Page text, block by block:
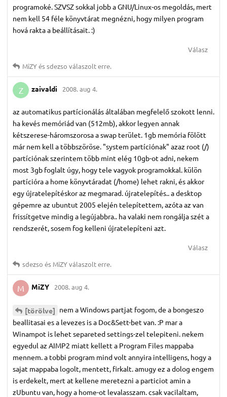
programoké. SZVSZ sokkal jobb a GNU/Linux-os megoldás, mert
nem kell 54 féle könyvtárat megnézni, hogy milyen program
hová rakta a beállításait. :)
Válasz
MiZYéssdezso válaszolt erre.
Z zaivaldi 2008. aug 4.
az automatikus partícionálás általában megfelelő szokott lenni.
ha kevés memóriád van (512mb), akkor legyen annak
kétszerese-háromszorosa a swap terület. 1gb memória fölött
már nem kell a többszöröse. "system partíciónak" azaz root (/)
partíciónak szerintem több mint elég 10gb-ot adni, nekem
most 3gb foglalt úgy, hogy tele vagyok programokkal. külön
partícióra a home könyvtáradat (/home) lehet rakni, és akkor
egy újratelepítéskor az megmarad. újratelepítés.. a desktop
gépemre az ubuntut 2005 elején telepítettem, azóta az van
frissítgetve mindig a legújabbra.. ha valaki nem rongálja szét a
rendszerét, sosem fog kelleni újratelepíteni azt.
Válasz
sdezso és MiZYválaszolt erre.
M MiZY 2008. aug 4.
[törölve] nem a Windows partjat fogom, de a bongeszo
beallitasai es a levezes is a Doc&Sett-bet van. :P mar a
Winampot is lehet separeted settings-zel telepiteni. nekem
egyedul az AIMP2 miatt kellett a Program Files mappaba
mennem. a tobbi program mind volt annyira intelligens, hogy a
sajat mappaba logolt, mentett, firkalt. amugy ez a dolog engem
is erdekelt, mert at kellene meretezni a particiot amin a
zUbuntu van, hogy a home-ot levalasszam. csak vacilaltam,